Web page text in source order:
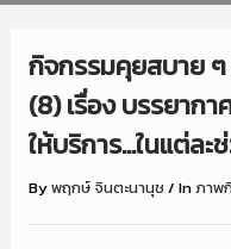
กิจกรรมคุยสบาย
(8) เรื่อง บรรยาก
ให้บริการ…ในแต่ละ
Byพฤกษ์ จินตะนานุช / Inภาพ